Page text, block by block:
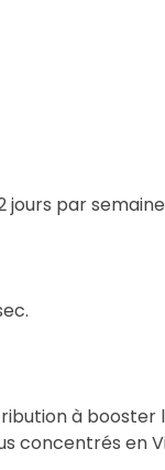
jours par
à booster
concentrés en